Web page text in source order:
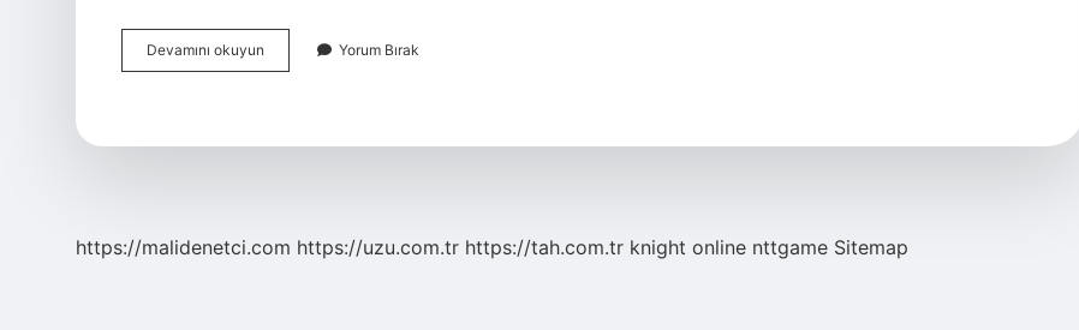
Devamını okuyun
Büyük
Yorum Bırak
https://malidenetci.com https://uzu.com.tr https://tah.com.tr knight online nttgame Sitemap